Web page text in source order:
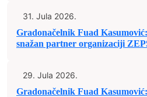
31. Jula 2026.
Gradonačelnik Fuad
snažan partner organizaciji
29. Jula 2026.
Gradonačelnik Fuad